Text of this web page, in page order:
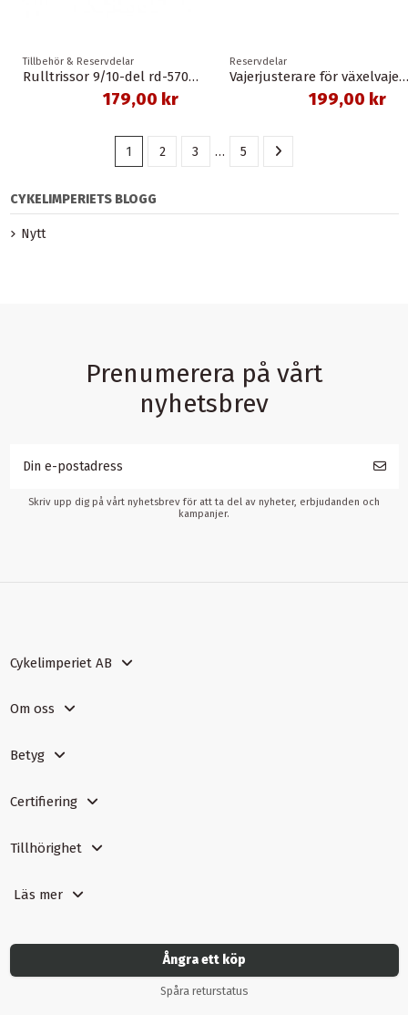
Tillbehör & Reservdelar
Rulltrissor 9/10-del rd-5700 11-t 105/deore/sora shimano
179,00 kr
Reservdelar
Vajerjusterare för växelvajer 2-pack shimano
199,00 kr
1 2 3 … 5
CYKELIMPERIETS BLOGG
Nytt
Prenumerera på vårt
nyhetsbrev
Skriv upp dig på vårt nyhetsbrev för att ta del av nyheter, erbjudanden och
kampanjer.
Cykelimperiet AB
Om oss
Betyg
Certifiering
Tillhörighet
Läs mer
Ångra ett köp
Spåra returstatus